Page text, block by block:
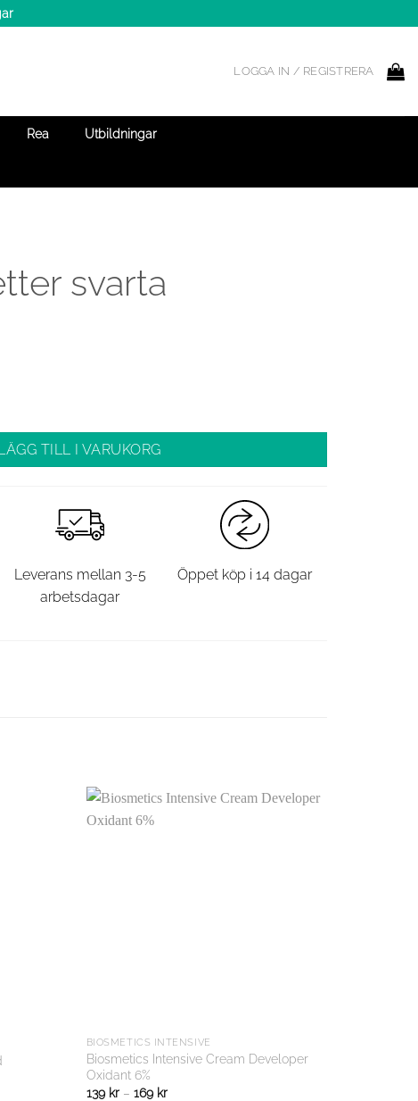
LOGGA IN / REGISTRERA
Rea Utbildningar
svarta
TILL I VARUKORG
Leverans mellan 3-5
arbetsdagar
Öppet köp i 14 dagar
BIOSMETICS INTENSIVE
Biosmetics Intensive Cream Developer
Oxidant 6%
139 kr– 169 kr